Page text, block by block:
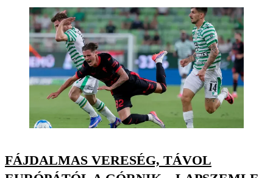
FÁJDALMAS VERESÉG, TÁVOL